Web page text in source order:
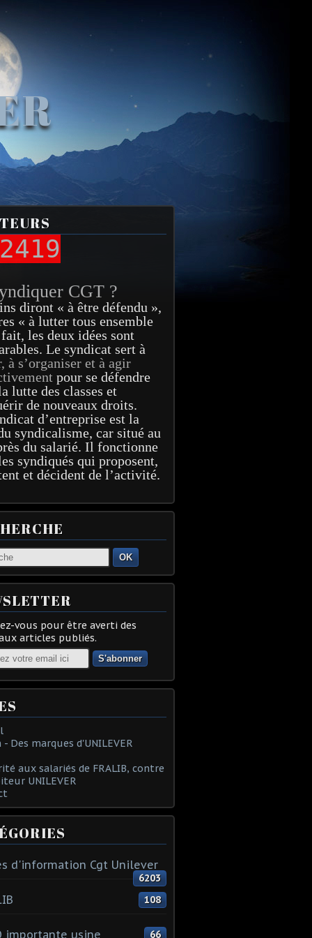
CGT ?
diront « à être défendu »,
« à lutter tous ensemble
les deux idées sont
Le syndicat sert à
à s’organiser et à agir
pour se défendre
lutte des classes et
de nouveaux droits.
d’entreprise est la
syndicalisme, car situé au
du salarié. Il fonctionne
syndiqués qui proposent,
et décident de l’activité.
OK
vous pour être averti des
articles publiés.
Des marques d'UNILEVER
aux salariés de FRALIB, contre
UNILEVER
d'information Cgt Unilever
6203
108
importante usine 66